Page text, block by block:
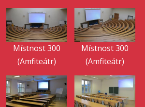
Místnost 300
(Amfiteátr)
Místnost 300
(Amfiteátr)